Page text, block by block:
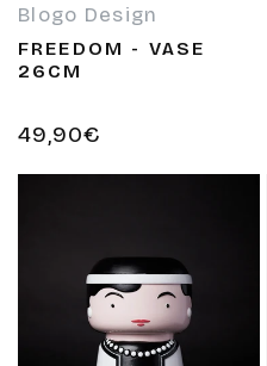
Fournisseur :
Blogo Design
FREEDOM - VASE
26CM
Prix
49,90€